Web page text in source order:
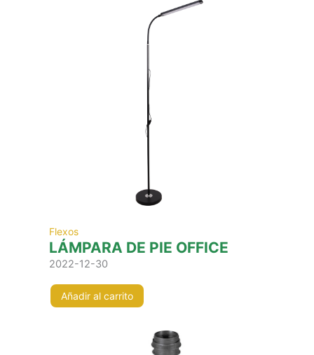
Flexos
LÁMPARA DE PIE OFFICE
2022-12-30
Añadir al carrito